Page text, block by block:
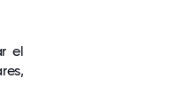
el